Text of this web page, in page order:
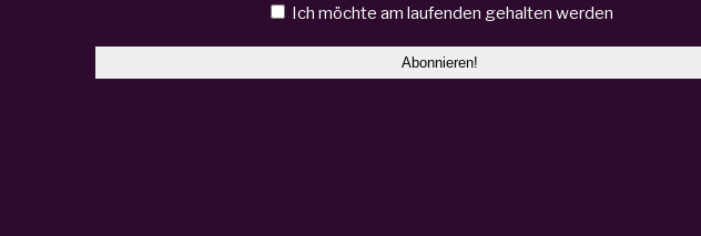
Ich möchte am laufenden gehalten werden